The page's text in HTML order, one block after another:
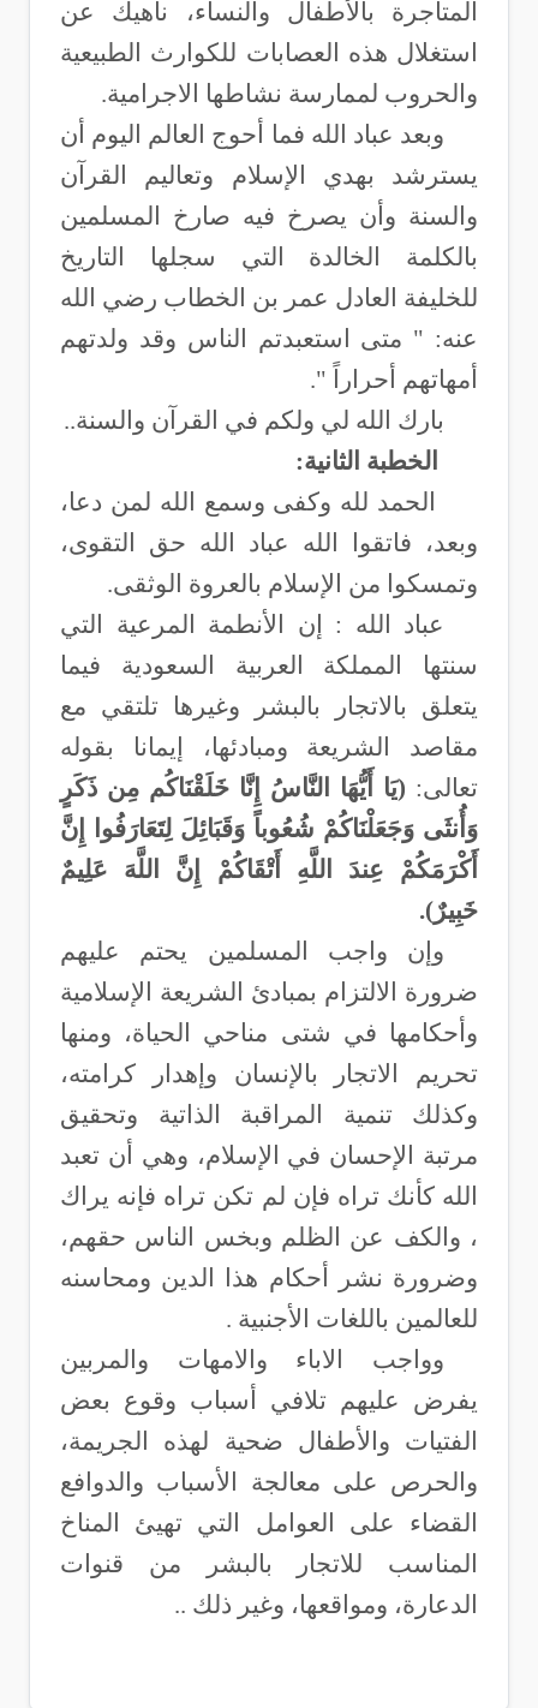
المتاجرة بالأطفال والنساء، ناهيك عن
استغلال هذه العصابات للكوارث الطبيعية
والحروب لممارسة نشاطها الاجرامية.
وبعد عباد الله فما أحوج العالم اليوم أن
يسترشد بهدي الإسلام وتعاليم القرآن
والسنة وأن يصرخ فيه صارخ المسلمين
بالكلمة الخالدة التي سجلها التاريخ
للخليفة العادل عمر بن الخطاب رضي الله
عنه: " متى استعبدتم الناس وقد ولدتهم
أمهاتهم أحراراً ".
بارك الله لي ولكم في القرآن والسنة..
الخطبة الثانية:
الحمد لله وكفى وسمع الله لمن دعا،
وبعد، فاتقوا الله عباد الله حق التقوى،
وتمسكوا من الإسلام بالعروة الوثقى.
عباد الله : إن الأنطمة المرعية التي
سنتها المملكة العربية السعودية فيما
يتعلق بالاتجار بالبشر وغيرها تلتقي مع
مقاصد الشريعة ومبادئها، إيمانا بقوله
تعالى: (يَا أَيُّهَا النَّاسُ إِنَّا خَلَقْنَاكُم مِن ذَكَرٍ
وَأُنثَى وَجَعَلْنَاكُمْ شُعُوباً وَقَبَائِلَ لِتَعَارَفُوا إِنَّ
أَكْرَمَكُمْ عِندَ اللَّهِ أَتْقَاكُمْ إِنَّ اللَّهَ عَلِيمٌ
خَبِيرٌ).
وإن واجب المسلمين يحتم عليهم
ضرورة الالتزام بمبادئ الشريعة الإسلامية
وأحكامها في شتى مناحي الحياة، ومنها
تحريم الاتجار بالإنسان وإهدار كرامته،
وكذلك تنمية المراقبة الذاتية وتحقيق
مرتبة الإحسان في الإسلام، وهي أن تعبد
الله كأنك تراه فإن لم تكن تراه فإنه يراك
، والكف عن الظلم وبخس الناس حقهم،
وضرورة نشر أحكام هذا الدين ومحاسنه
للعالمين باللغات الأجنبية .
وواجب الاباء والامهات والمربين
يفرض عليهم تلافي أسباب وقوع بعض
الفتيات والأطفال ضحية لهذه الجريمة،
والحرص على معالجة الأسباب والدوافع
القضاء على العوامل التي تهيئ المناخ
المناسب للاتجار بالبشر من قنوات
الدعارة، ومواقعها، وغير ذلك ..